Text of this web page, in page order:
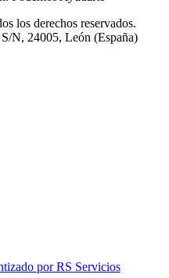
los derechos reservados.
N, 24005, León (España)